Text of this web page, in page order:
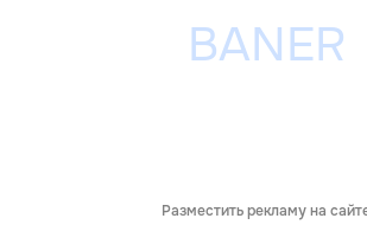
Разместить рекламу на